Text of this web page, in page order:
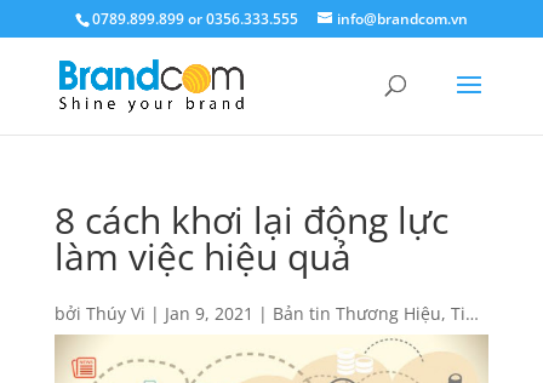
0789.899.899 or 0356.333.555 info@brandcom.vn
8 cách khơi lại động lực
làm việc hiệu quả
bởi Thúy Vi | Jan 9, 2021 | Bản tin Thương Hiệu, Tin
tức